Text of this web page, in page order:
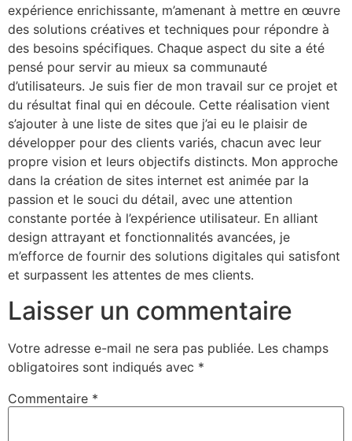
expérience enrichissante, m’amenant à mettre en œuvre
des solutions créatives et techniques pour répondre à
des besoins spécifiques. Chaque aspect du site a été
pensé pour servir au mieux sa communauté
d’utilisateurs. Je suis fier de mon travail sur ce projet et
du résultat final qui en découle. Cette réalisation vient
s’ajouter à une liste de sites que j’ai eu le plaisir de
développer pour des clients variés, chacun avec leur
propre vision et leurs objectifs distincts. Mon approche
dans la création de sites internet est animée par la
passion et le souci du détail, avec une attention
constante portée à l’expérience utilisateur. En alliant
design attrayant et fonctionnalités avancées, je
m’efforce de fournir des solutions digitales qui satisfont
et surpassent les attentes de mes clients.
Laisser un commentaire
Votre adresse e-mail ne sera pas publiée. Les champs
obligatoires sont indiqués avec *
Commentaire *